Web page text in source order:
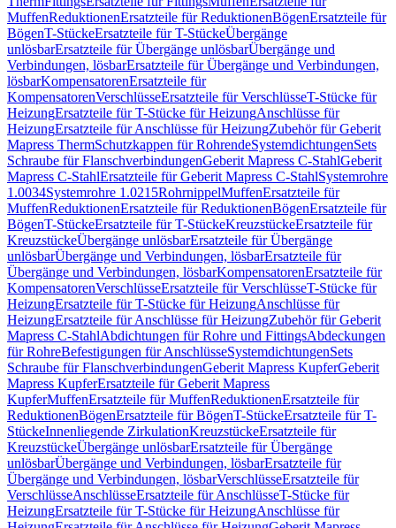
MuffenReduktionenErsatzteile für ReduktionenBögenErsatzteile für
BögenT-StückeErsatzteile für T-StückeÜbergänge
unlösbarErsatzteile für Übergänge unlösbarÜbergänge und
Verbindungen, lösbarErsatzteile für Übergänge und Verbindungen,
lösbarKompensatorenErsatzteile für
KompensatorenVerschlüsseErsatzteile für VerschlüsseT-Stücke für
HeizungErsatzteile für T-Stücke für HeizungAnschlüsse für
HeizungErsatzteile für Anschlüsse für HeizungZubehör für Geberit
Mapress ThermSchutzkappen für RohrendeSystemdichtungenSets
Schraube für FlanschverbindungenGeberit Mapress C-StahlGeberit
Mapress C-StahlErsatzteile für Geberit Mapress C-StahlSystemrohre
1.0034Systemrohre 1.0215RohrnippelMuffenErsatzteile für
MuffenReduktionenErsatzteile für ReduktionenBögenErsatzteile für
BögenT-StückeErsatzteile für T-StückeKreuzstückeErsatzteile für
KreuzstückeÜbergänge unlösbarErsatzteile für Übergänge
unlösbarÜbergänge und Verbindungen, lösbarErsatzteile für
Übergänge und Verbindungen, lösbarKompensatorenErsatzteile für
KompensatorenVerschlüsseErsatzteile für VerschlüsseT-Stücke für
HeizungErsatzteile für T-Stücke für HeizungAnschlüsse für
HeizungErsatzteile für Anschlüsse für HeizungZubehör für Geberit
Mapress C-StahlAbdichtungen für Rohre und FittingsAbdeckungen
für RohreBefestigungen für AnschlüsseSystemdichtungenSets
Schraube für FlanschverbindungenGeberit Mapress KupferGeberit
Mapress KupferErsatzteile für Geberit Mapress
KupferMuffenErsatzteile für MuffenReduktionenErsatzteile für
ReduktionenBögenErsatzteile für BögenT-StückeErsatzteile für T-
StückeInnenliegende ZirkulationKreuzstückeErsatzteile für
KreuzstückeÜbergänge unlösbarErsatzteile für Übergänge
unlösbarÜbergänge und Verbindungen, lösbarErsatzteile für
Übergänge und Verbindungen, lösbarVerschlüsseErsatzteile für
VerschlüsseAnschlüsseErsatzteile für AnschlüsseT-Stücke für
HeizungErsatzteile für T-Stücke für HeizungAnschlüsse für